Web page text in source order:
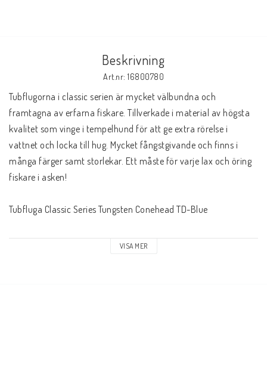
Beskrivning
Art.nr: 16800780
Tubflugorna i classic serien är mycket välbundna och
framtagna av erfarna fiskare. Tillverkade i material av högsta
kvalitet som vinge i tempelhund för att ge extra rörelse i
vattnet och locka till hug. Mycket fångstgivande och finns i
många färger samt storlekar. Ett måste för varje lax och öring
fiskare i asken!
Tubfluga Classic Series Tungsten Conehead TD-Blue
Färg: TD-Blue
VISA MER